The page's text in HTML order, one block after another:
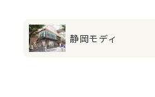
静岡モディ